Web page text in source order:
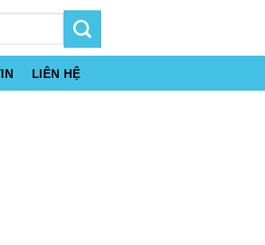
LIÊN HỆ